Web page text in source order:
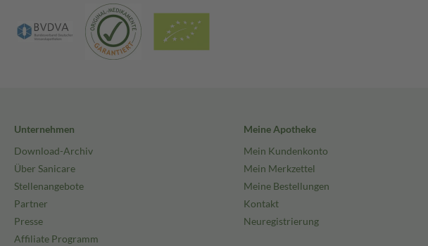
Unternehmen
Download-Archiv
Über Sanicare
Stellenangebote
Partner
Presse
Affiliate Programm
Meine Apotheke
Mein Kundenkonto
Mein Merkzettel
Meine Bestellungen
Kontakt
Neuregistrierung